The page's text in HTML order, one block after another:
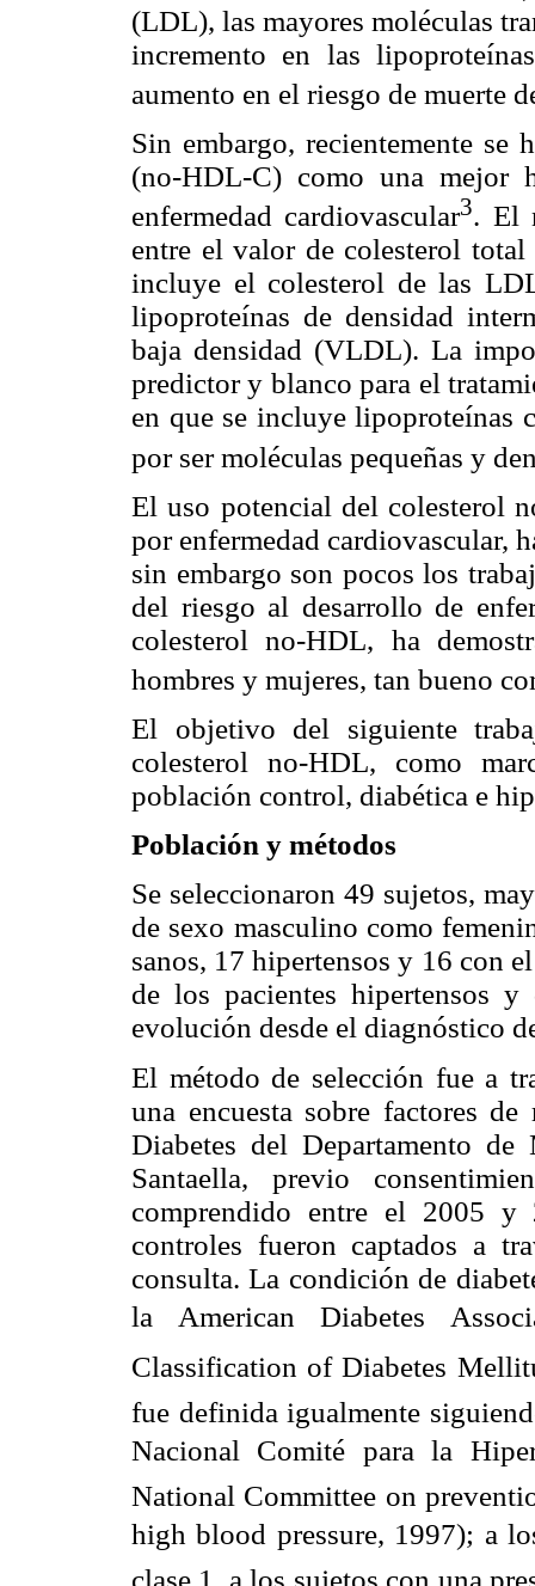
(LDL), las mayores moléculas
incremento en las
aumento en el riesgo de muerte
Sin embargo, recientemente
(no-HDL-C) como una mejor
enfermedad cardiovascular3. El
entre el valor de colesterol
incluye el colesterol de las
lipoproteínas de densidad
baja densidad (VLDL). La
predictor y blanco para el
en que se incluye lipoproteínas
por ser moléculas pequeñas y
El uso potencial del colesterol
por enfermedad cardiovascular,
sin embargo son pocos los
del riesgo al desarrollo de
colesterol no-HDL, ha
hombres y mujeres, tan bueno
El objetivo del siguiente
colesterol no-HDL, como
población control, diabética e
Población y métodos
Se seleccionaron 49 sujetos,
de sexo masculino como
sanos, 17 hipertensos y 16 con
de los pacientes hipertensos
evolución desde el diagnóstico
El método de selección fue a
una encuesta sobre factores
Diabetes del Departamento
Santaella, previo
comprendido entre el 2005 y
controles fueron captados a
consulta. La condición de
la American Diabetes
Classification of Diabetes
fue definida igualmente
Nacional Comité para la
National Committee on
high blood pressure, 1997); a
clase 1, a los sujetos con una